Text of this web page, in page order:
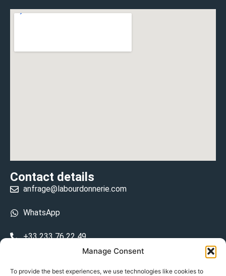
Manage Consent
To provide the best experiences, we use technologies like cookies to
Contact details
anfrage@labourdonnerie.com
WhatsApp
+33 233 76 22 49